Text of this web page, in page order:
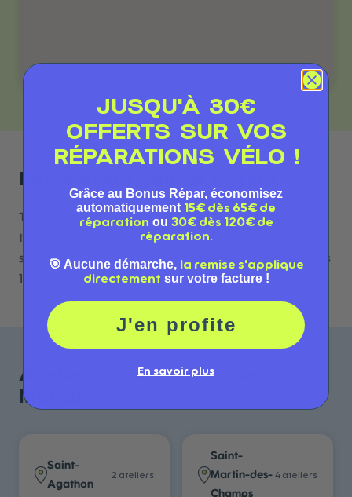
Trouvez le meilleur atelier de réparation vélo et
trottinette à Morlaix. Consultez les avis, comparez les
services et prenez rendez-vous en ligne avec l'un de nos
1 réparateurs référencés.
Ateliers véloautour
Morlaix
Saint-
Agathon
2 ateliers
Saint-
Martin-des-
Champs
4 ateliers
JUSQU'À 30€
OFFERTS SUR VOS
RÉPARATIONS VÉLO !
Grâce au Bonus Répar, économisez
automatiquement 15€ dès 65€ de
réparation ou 30€ dès 120€ de
réparation.
🎯 Aucune démarche, la remise s'applique
directement sur votre facture !
J'en profite
En savoir plus